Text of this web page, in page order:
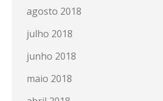
agosto 2018
julho 2018
junho 2018
maio 2018